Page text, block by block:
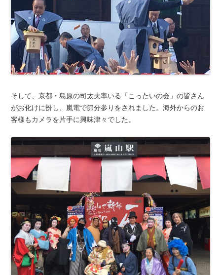
そして、京都・島原の司太夫率いる「こったいの会」の皆さん
がお化けに扮し、嵐電で節分参りをされました。海外からのお
客様もカメラを片手に興味津々でした。